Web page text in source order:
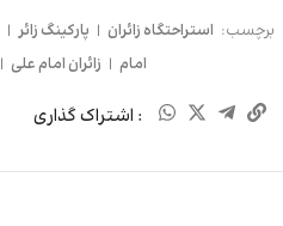
برچسب: استراحتگاه زائران | پارکینگ زائر |
امام | زائران امام علی |
: اشتراک گذاری